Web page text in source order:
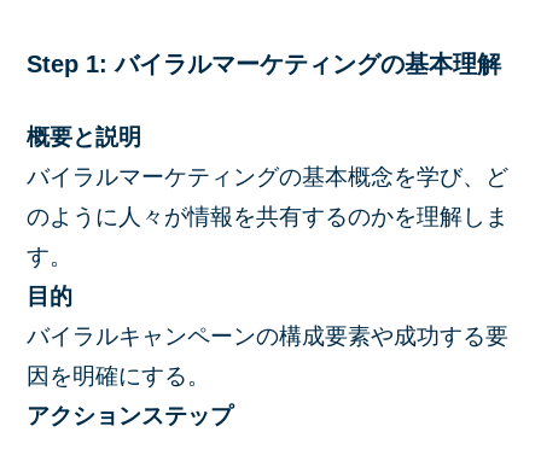
Step 1: バイラルマーケティングの基本理解
概要と説明
バイラルマーケティングの基本概念を学び、ど
のように人々が情報を共有するのかを理解しま
す。
目的
バイラルキャンペーンの構成要素や成功する要
因を明確にする。
アクションステップ